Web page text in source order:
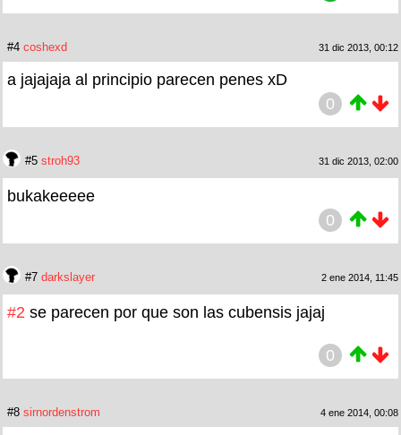
#4 coshexd 31 dic 2013, 00:12
a jajajaja al principio parecen penes xD
0
#5 stroh93 31 dic 2013, 02:00
bukakeeeee
0
#7 darkslayer 2 ene 2014, 11:45
#2 se parecen por que son las cubensis jajaj
0
#8 sirnordenstrom 4 ene 2014, 00:08